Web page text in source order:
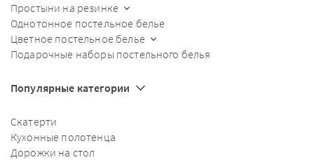
Простыни на резинке
Однотонное постельное белье
Цветное постельное белье
Подарочные наборы постельного белья
Популярные категории
Скатерти
Кухонные полотенца
Дорожки на стол